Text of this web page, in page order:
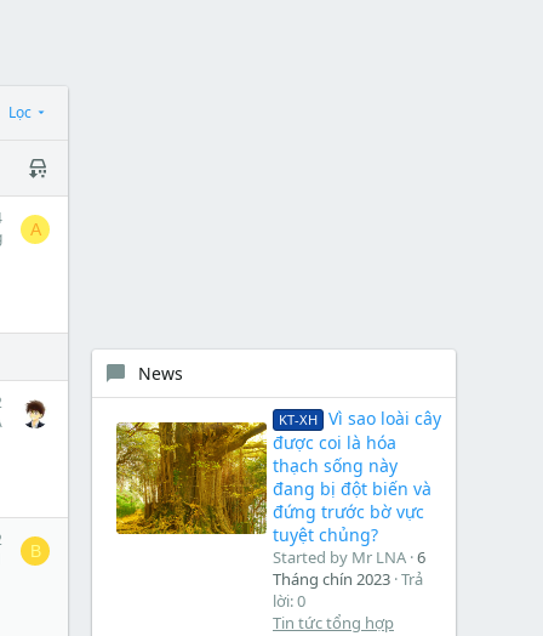
Lọc
A
B
News
KT-XH
Vì sao loài cây
được coi là hóa
thạch sống này
đang bị đột biến và
đứng trước bờ vực
tuyệt chủng?
Started by Mr LNA 6
Tháng chín 2023 Trả
lời: 0
Tin tức tổng hợp